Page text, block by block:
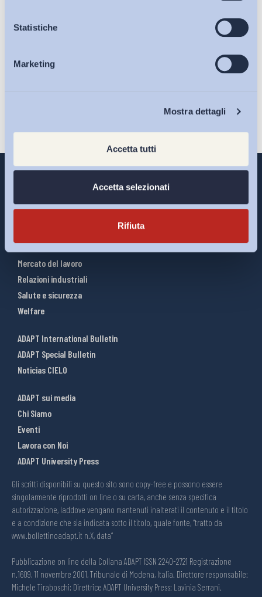
Statistiche
Marketing
Mostra dettagli
Accetta tutti
Accetta selezionati
Rifiuta
Osservatori
Eventi
Ho letto e Accetto il trattamento dei dati personali descritti
Riforme del lavoro
Mercato del lavoro
Relazioni industriali
Salute e sicurezza
Welfare
ADAPT International Bulletin
ADAPT Special Bulletin
Noticias CIELO
ADAPT sui media
Chi Siamo
Eventi
Lavora con Noi
ADAPT University Press
Gli scritti disponibili su questo sito sono copy-free e possono essere
singolarmente riprodotti on line o su carta, anche senza specifica
autorizzazione, laddove vengano mantenuti inalterati il contenuto e il titolo
e a condizione che sia indicata sotto il titolo, quale fonte, “tratto da
www.bollettinoadapt.it n.X, data“
Pubblicazione on line della Collana ADAPT ISSN 2240-2721 Registrazione
n.1609, 11 novembre 2001, Tribunale di Modena, Italia. Direttore responsabile:
Michele Tiraboschi; Direttrice ADAPT University Press: Lavinia Serrani.